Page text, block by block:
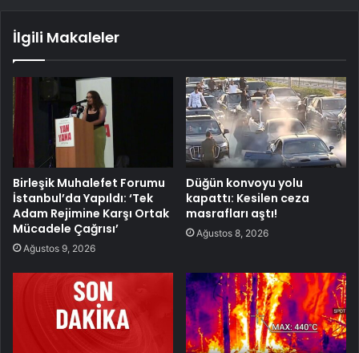
İlgili Makaleler
Birleşik Muhalefet Forumu
İstanbul’da Yapıldı: ‘Tek
Adam Rejimine Karşı Ortak
Mücadele Çağrısı’
Ağustos 9, 2026
Düğün konvoyu yolu
kapattı: Kesilen ceza
masrafları aştı!
Ağustos 8, 2026